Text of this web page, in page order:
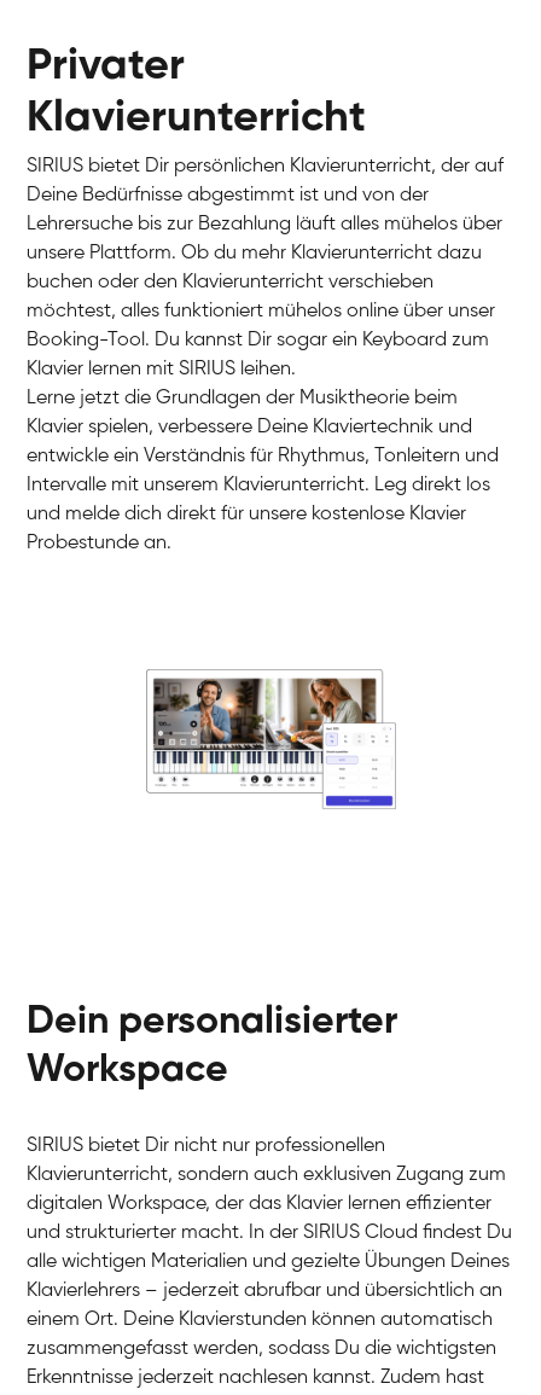
Charlotte
Klavier / Piano / Flügel
Klavier / Piano / Flügel
Klavier / Piano / Flügel
Klavier / Piano / Flügel
Klavier / Piano / Flügel
Hannes
Klavier / Piano / Flügel
Privater
Klavierunterricht
SIRIUS bietet Dir persönlichen Klavierunterricht, der auf
Deine Bedürfnisse abgestimmt ist und von der
Lehrersuche bis zur Bezahlung läuft alles mühelos über
unsere Plattform. Ob du mehr Klavierunterricht dazu
buchen oder den Klavierunterricht verschieben
möchtest, alles funktioniert mühelos online über unser
Booking-Tool. Du kannst Dir sogar ein Keyboard zum
Klavier lernen mit SIRIUS leihen.
Lerne jetzt die Grundlagen der Musiktheorie beim
Klavier spielen, verbessere Deine Klaviertechnik und
entwickle ein Verständnis für Rhythmus, Tonleitern und
Intervalle mit unserem Klavierunterricht. Leg direkt los
und melde dich direkt für unsere kostenlose Klavier
Probestunde an.
Dein personalisierter
Workspace
SIRIUS bietet Dir nicht nur professionellen
Klavierunterricht, sondern auch exklusiven Zugang zum
digitalen Workspace, der das Klavier lernen effizienter
und strukturierter macht. In der SIRIUS Cloud findest Du
alle wichtigen Materialien und gezielte Übungen Deines
Klavierlehrers – jederzeit abrufbar und übersichtlich an
einem Ort. Deine Klavierstunden können automatisch
zusammengefasst werden, sodass Du die wichtigsten
Erkenntnisse jederzeit nachlesen kannst. Zudem hast